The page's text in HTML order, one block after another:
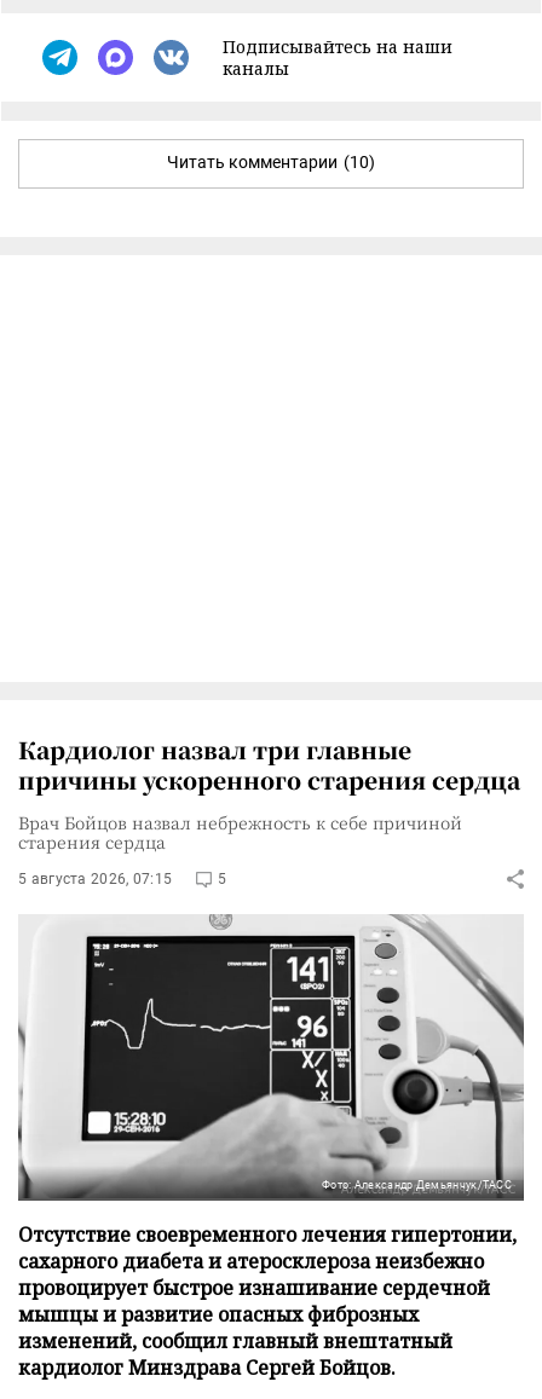
Подписывайтесь на наши
каналы
Читать комментарии (10)
Кардиолог назвал три главные
причины ускоренного старения сердца
Врач Бойцов назвал небрежность к себе причиной
старения сердца
5 августа 2026, 07:15 5
Фото: Александр Демьянчук/ТАСС
Отсутствие своевременного лечения гипертонии,
сахарного диабета и атеросклероза неизбежно
провоцирует быстрое изнашивание сердечной
мышцы и развитие опасных фиброзных
изменений, сообщил главный внештатный
кардиолог Минздрава Сергей Бойцов.